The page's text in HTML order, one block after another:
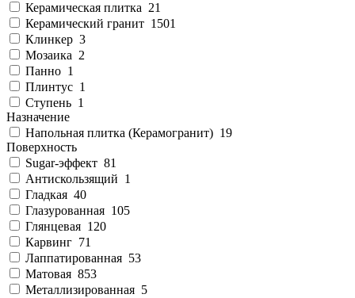
Керамическая плитка 21
Керамический гранит 1501
Клинкер 3
Мозаика 2
Панно 1
Плинтус 1
Ступень 1
Назначение
Напольная плитка (Керамогранит) 19
Поверхность
Sugar-эффект 81
Антискользящий 1
Гладкая 40
Глазурованная 105
Глянцевая 120
Карвинг 71
Лаппатированная 53
Матовая 853
Металлизированная 5